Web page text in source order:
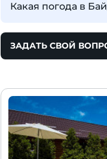
Какая погода в
ЗАДАТЬ СВОЙ